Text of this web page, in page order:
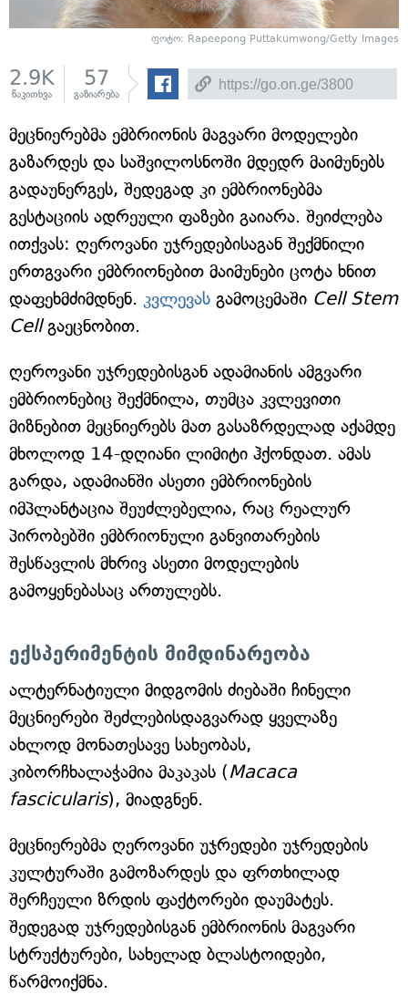
ფოტო: Rapeepong Puttakumwong/Getty Images
2.9K
წაკითხვა
57
გაზიარება
მეცნიერებმა ემბრიონის მაგვარი მოდელები
გაზარდეს და საშვილოსნოში მდედრ მაიმუნებს
გადაუნერგეს, შედეგად კი ემბრიონებმა
გესტაციის ადრეული ფაზები გაიარა. შეიძლება
ითქვას: ღეროვანი უჯრედებისაგან შექმნილი
ერთგვარი ემბრიონებით მაიმუნები ცოტა ხნით
დაფეხმძიმდნენ. კვლევას გამოცემაში Cell Stem
Cellგაეცნობით.
ღეროვანი უჯრედებისგან ადამიანის ამგვარი
ემბრიონებიც შექმნილა, თუმცა კვლევითი
მიზნებით მეცნიერებს მათ გასაზრდელად აქამდე
მხოლოდ 14-დღიანი ლიმიტი ჰქონდათ. ამას
გარდა, ადამიანში ასეთი ემბრიონების
იმპლანტაცია შეუძლებელია, რაც რეალურ
პირობებში ემბრიონული განვითარების
შესწავლის მხრივ ასეთი მოდელების
გამოყენებასაც ართულებს.
ექსპერიმენტის მიმდინარეობა
ალტერნატიული მიდგომის ძიებაში ჩინელი
მეცნიერები შეძლებისდაგვარად ყველაზე
ახლოდ მონათესავე სახეობას,
კიბორჩხალაჭამია მაკაკას (Macaca
fascicularis), მიადგნენ.
მეცნიერებმა ღეროვანი უჯრედები უჯრედების
კულტურაში გამოზარდეს და ფრთხილად
შერჩეული ზრდის ფაქტორები დაუმატეს.
შედეგად უჯრედებისგან ემბრიონის მაგვარი
სტრუქტურები, სახელად ბლასტოიდები,
წარმოიქმნა.